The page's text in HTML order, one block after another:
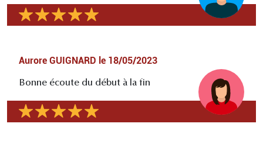
Aurore GUIGNARD le 18/05/2023
Bonne écoute du début à la fin